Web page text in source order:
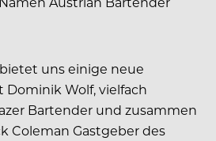
uns einige neue
Dominik Wolf, vielfach
Bartender und zusammen
Coleman Gastgeber des